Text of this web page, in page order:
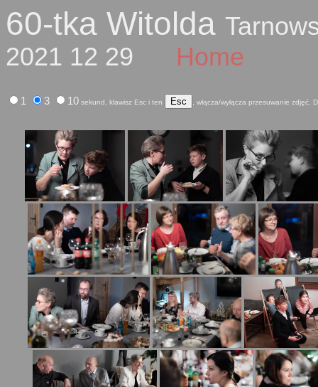
60-tka Witolda
2021 12 29
Home
1 3 10 sekund, klawisz Esc i ten Esc , włącza/wyłącza przesuwanie